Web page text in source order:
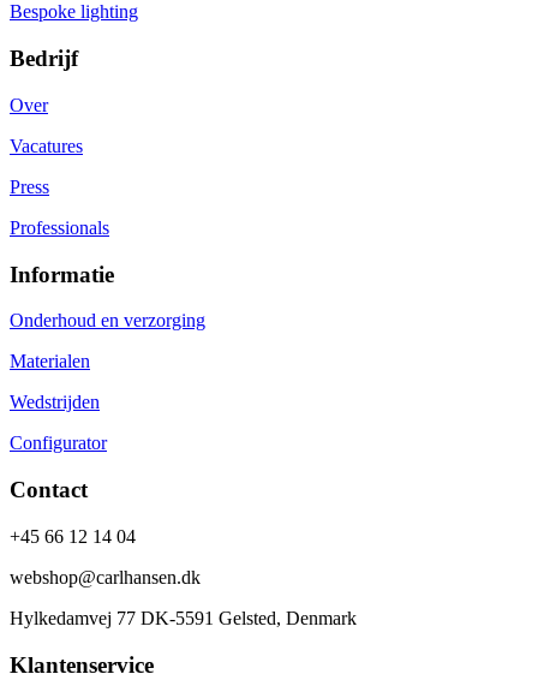
Bespoke lighting
Bedrijf
Over
Vacatures
Press
Professionals
Informatie
Onderhoud en verzorging
Materialen
Wedstrijden
Configurator
Contact
+45 66 12 14 04
webshop@carlhansen.dk
Hylkedamvej 77 DK-5591 Gelsted, Denmark
Klantenservice